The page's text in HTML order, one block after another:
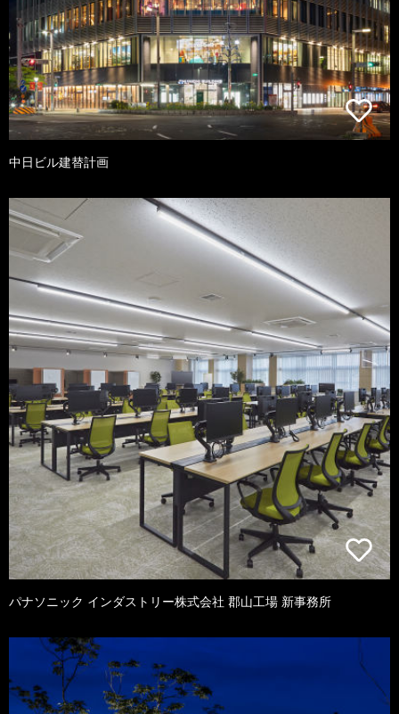
中日ビル建替計画
パナソニック インダストリー株式会社 郡山工場 新事務所